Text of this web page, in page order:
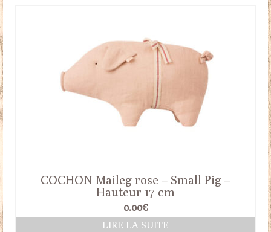
COCHON Maileg rose – Small Pig –
Hauteur 17 cm
0.00€
LIRE LA SUITE